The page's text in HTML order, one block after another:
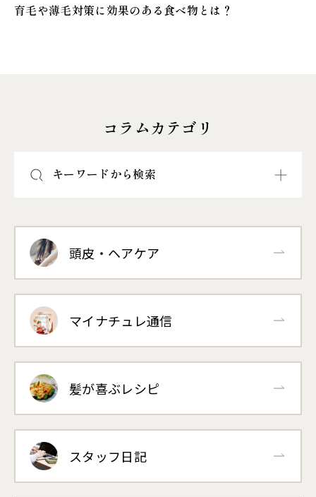
育毛や薄毛対策に効果のある食べ物とは？
コラムカテゴリ
キーワードから検索
頭皮・ヘアケア
マイナチュレ通信
髪が喜ぶレシピ
スタッフ日記